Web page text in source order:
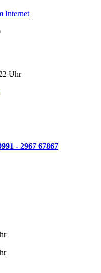
Uhr
- 2967 67867